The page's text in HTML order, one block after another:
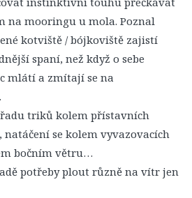
na mooringu u mola. Poznal
kotviště / bójkoviště zajistí
spaní, než když o sebe
mlátí a zmítají se na
triků kolem přístavních
, natáčení se kolem vyvazovacích
bočním větru…
potřeby plout různě na vítr jen